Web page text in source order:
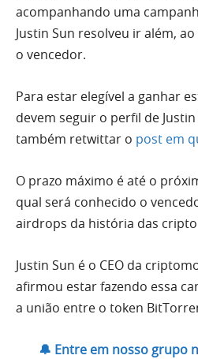
acompanhando uma
Justin Sun resolveu ir além,
o vencedor.
Para estar elegível a ganhar
devem seguir o perfil de
também retwittar o post em
O prazo máximo é até o
qual será conhecido o
airdrops da história das
Justin Sun é o CEO da
afirmou estar fazendo essa
a união entre o token
🔔 Entre em nosso grupo